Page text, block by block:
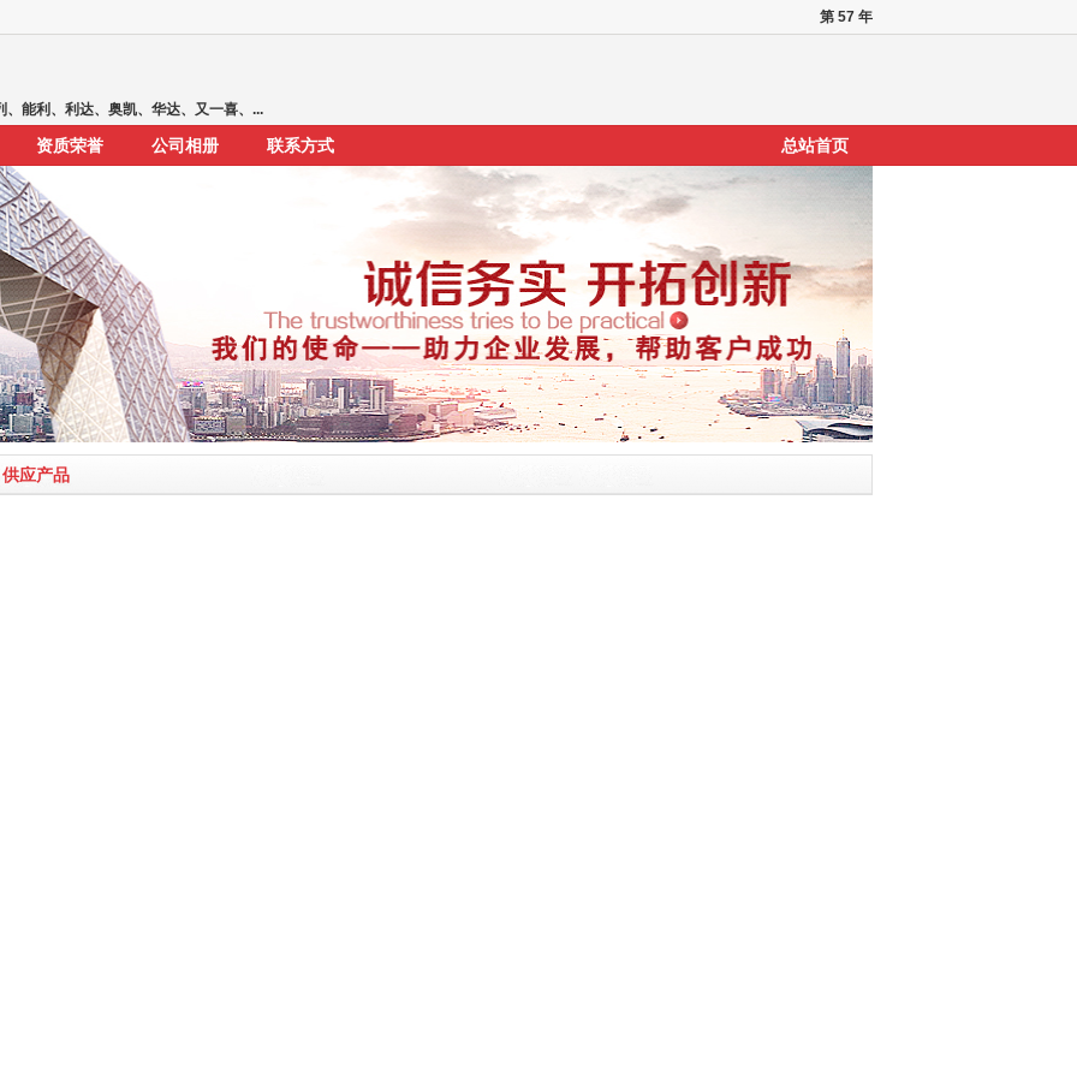
第 57 年
能利、利达、奥凯、华达、又一喜、...
资质荣誉 公司相册 联系方式 总站首页
供应产品